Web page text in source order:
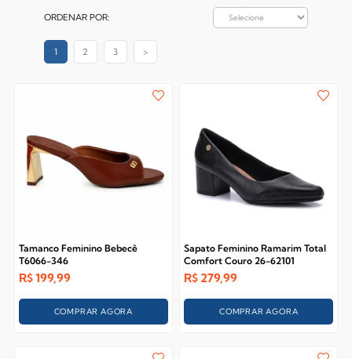
ORDENAR POR:
1 2 3 >
Tamanco Feminino Bebecê
T6066-346
R$199,99
COMPRAR AGORA
Sapato Feminino Ramarim Total
Comfort Couro 26-62101
R$ 279,99
COMPRAR AGORA